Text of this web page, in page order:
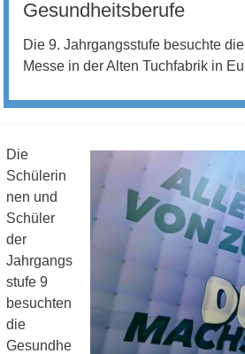
Gesundheitsberufe
Die 9. Jahrgangsstufe besuchte
Messe in der Alten Tuchfabrik in
Die
Schülerin
nen und
Schüler
der
Jahrgangs
stufe 9
besuchten
die
Gesundhe